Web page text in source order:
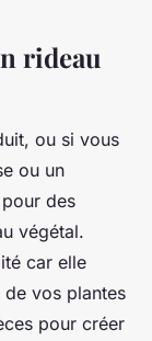
rideau
ou si vous
ou un
des
végétal.
car elle
de vos plantes
pour créer